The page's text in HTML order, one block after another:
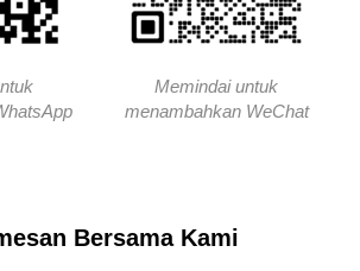
Memindai untuk
menambahkan WeChat
Bersama Kami